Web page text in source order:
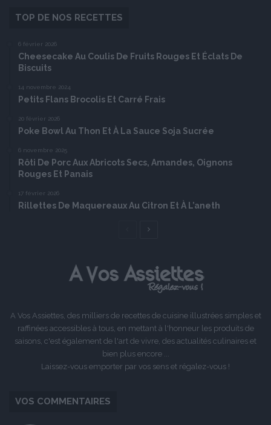
TOP DE NOS RECETTES
6 février 2026
Cheesecake Au Coulis De Fruits Rouges Et Éclats De
Biscuits
14 novembre 2024
Petits Flans Brocolis Et Carré Frais
20 février 2026
Poke Bowl Au Thon Et À La Sauce Soja Sucrée
6 novembre 2025
Rôti De Porc Aux Abricots Secs, Amandes, Oignons
Rouges Et Panais
17 février 2026
Rillettes De Maquereaux Au Citron Et À L’aneth
Page
A Vos Assiettes, des milliers de recettes de cuisine illustrées simples et
raffinées accessibles à tous, en mettant à l'honneur les produits de
saisons, c'est également de l'art de vivre, des actualités culinaires et
bien plus encore ...
Laissez-vous emporter par vos sens et régalez-vous !
VOS COMMENTAIRES